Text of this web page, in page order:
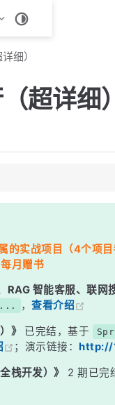
细）
超详细）
的实战项目（4个项
月赠书
智能客服、联网
，查看介绍
》 已完结，基于
；演示链接：http://
栈开发）》
2 期已完